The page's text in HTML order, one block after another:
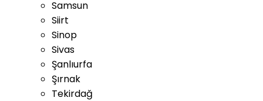
Samsun
Siirt
Sinop
Sivas
Şanlıurfa
Şırnak
Tekirdağ